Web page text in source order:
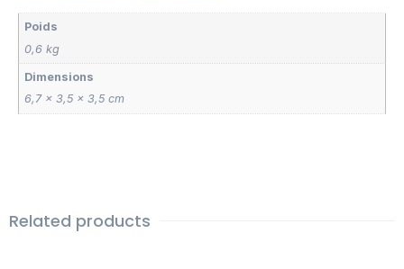
Poids
0,6 kg
Dimensions
6,7 × 3,5 × 3,5 cm
Related products